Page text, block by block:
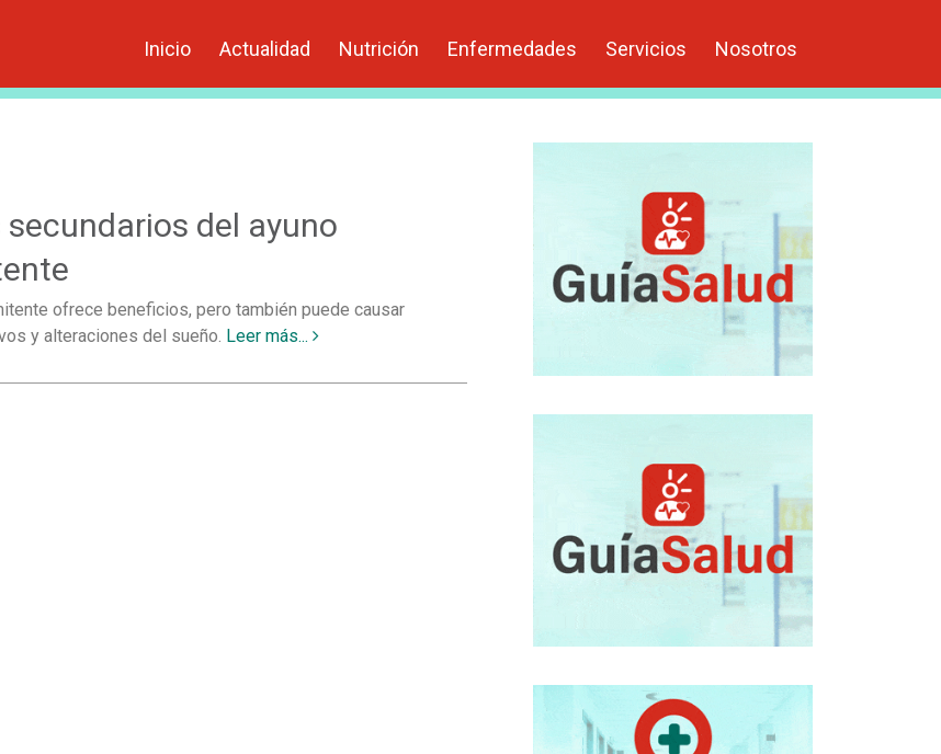
Inicio Actualidad Nutrición Enfermedades Servicios Nosotros
del ayuno
ofrece beneficios, pero también puede causar
y alteraciones del sueño. Leer más...